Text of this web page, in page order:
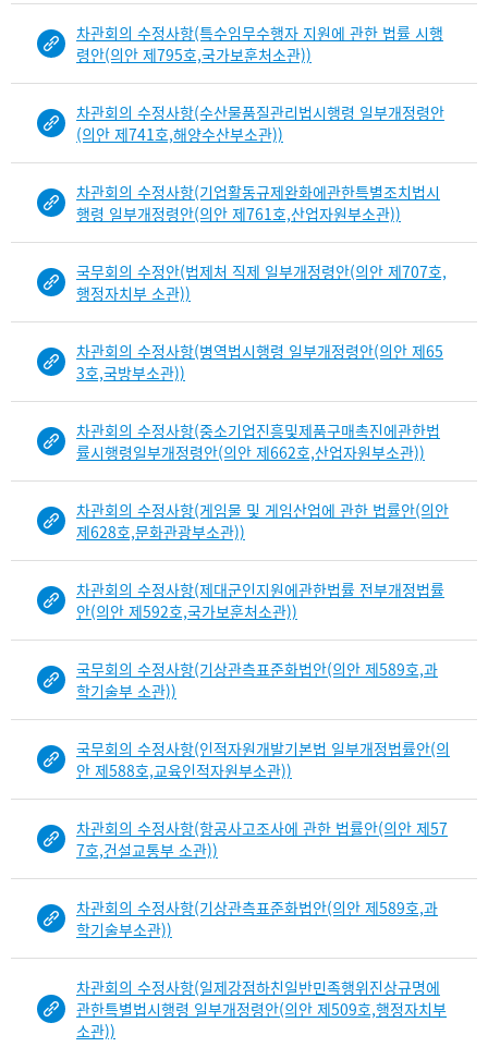
차관회의 수정사항(특수임무수행자 지원에 관한 법률 시행
령안(의안 제795호,국가보훈처소관))
차관회의 수정사항(수산물품질관리법시행령 일부개정령안
(의안 제741호,해양수산부소관))
차관회의 수정사항(기업활동규제완화에관한특별조치법시
행령 일부개정령안(의안 제761호,산업자원부소관))
국무회의 수정안(법제처 직제 일부개정령안(의안 제707호,
행정자치부 소관))
차관회의 수정사항(병역법시행령 일부개정령안(의안 제65
3호,국방부소관))
차관회의 수정사항(중소기업진흥및제품구매촉진에관한법
률시행령일부개정령안(의안 제662호,산업자원부소관))
차관회의 수정사항(게임물 및 게임산업에 관한 법률안(의안
제628호,문화관광부소관))
차관회의 수정사항(제대군인지원에관한법률 전부개정법률
안(의안 제592호,국가보훈처소관))
국무회의 수정사항(기상관측표준화법안(의안 제589호,과
학기술부 소관))
국무회의 수정사항(인적자원개발기본법 일부개정법률안(의
안 제588호,교육인적자원부소관))
차관회의 수정사항(항공사고조사에 관한 법률안(의안 제57
7호,건설교통부 소관))
차관회의 수정사항(기상관측표준화법안(의안 제589호,과
학기술부소관))
차관회의 수정사항(일제강점하친일반민족행위진상규명에
관한특별법시행령 일부개정령안(의안 제509호,행정자치부
소관))